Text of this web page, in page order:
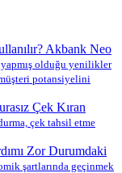
Akbank Neo
olduğu yenilikler
potansiyelini
Çek Kıran
çek tahsil etme
Zor Durumdaki
şartlarında geçinmek